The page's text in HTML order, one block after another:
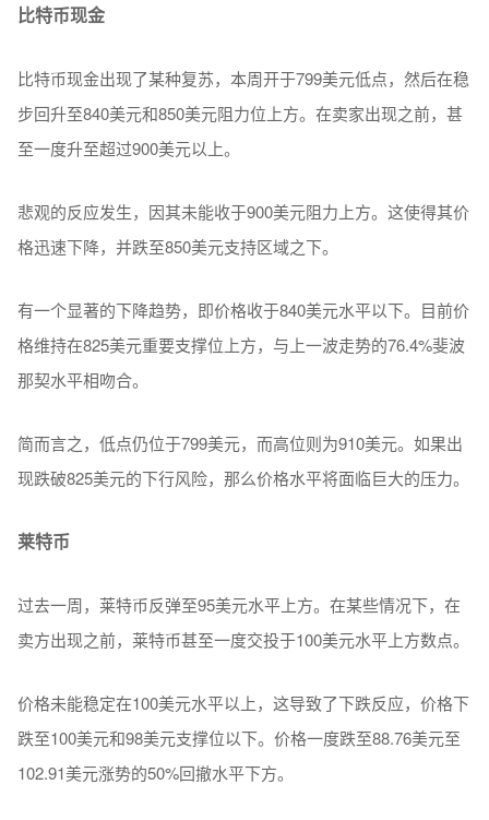
比特币现金
比特币现金出现了某种复苏，本周开于799美元低点，然后在稳
步回升至840美元和850美元阻力位上方。在卖家出现之前，甚
至一度升至超过900美元以上。
悲观的反应发生，因其未能收于900美元阻力上方。这使得其价
格迅速下降，并跌至850美元支持区域之下。
有一个显著的下降趋势，即价格收于840美元水平以下。目前价
格维持在825美元重要支撑位上方，与上一波走势的76.4%斐波
那契水平相吻合。
简而言之，低点仍位于799美元，而高位则为910美元。如果出
现跌破825美元的下行风险，那么价格水平将面临巨大的压力。
莱特币
过去一周，莱特币反弹至95美元水平上方。在某些情况下，在
卖方出现之前，莱特币甚至一度交投于100美元水平上方数点。
价格未能稳定在100美元水平以上，这导致了下跌反应，价格下
跌至100美元和98美元支撑位以下。价格一度跌至88.76美元至
102.91美元涨势的50%回撤水平下方。